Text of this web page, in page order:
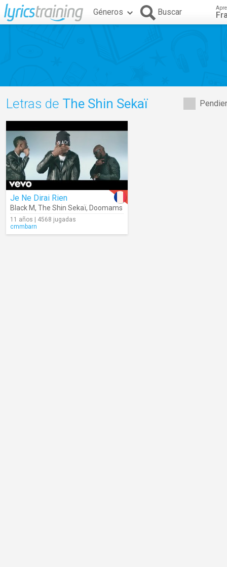
Géneros Buscar
Letras de The Shin Sekaï
Je Ne Dirai Rien
Black M, The Shin Sekaï, Doomams
11 años | 4568 jugadas
cmmbarn